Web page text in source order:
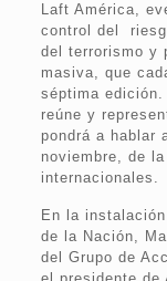
Laft América,
control del
del terrorismo y
masiva, que
séptima
reúne y
pondrá a hablar
noviembre, de
internacionales.
En la
de la Nación,
del Grupo de